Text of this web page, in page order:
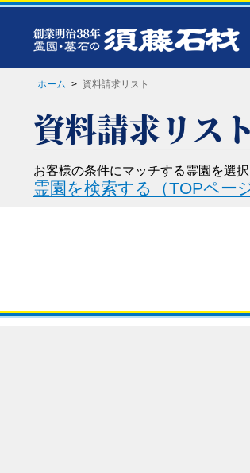
ホーム > 資料請求リスト
資料請求リス
お客様の条件にマッチする霊園を選択
霊園を検索する （TOPペー